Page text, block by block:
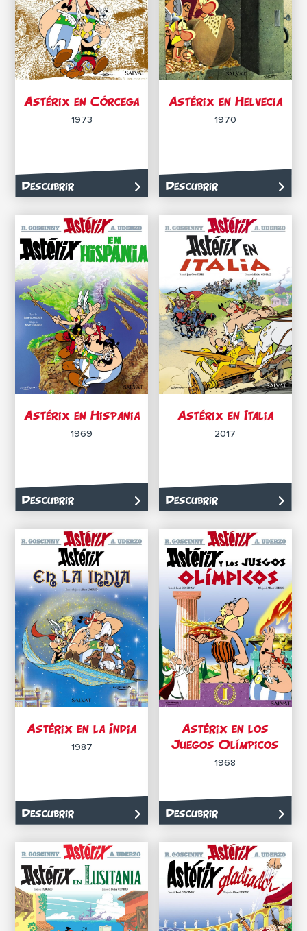
Astérix en Córcega
1973
Descubrir
Astérix en Helvecia
1970
Descubrir
Astérix en Hispania
1969
Descubrir
Astérix en Italia
2017
Descubrir
Astérix en la India
1987
Descubrir
Astérix en los
Juegos Olímpicos
1968
Descubrir